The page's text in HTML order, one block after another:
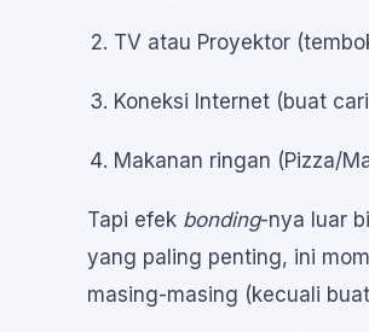
TV atau Proyektor
Koneksi Internet (buat
Makanan ringan (Pizza/
Tapi efek bonding-nya luar
yang paling penting, ini
masing-masing (kecuali